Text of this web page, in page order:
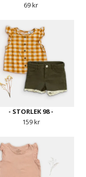
69 kr
- STORLEK 98 -
159 kr